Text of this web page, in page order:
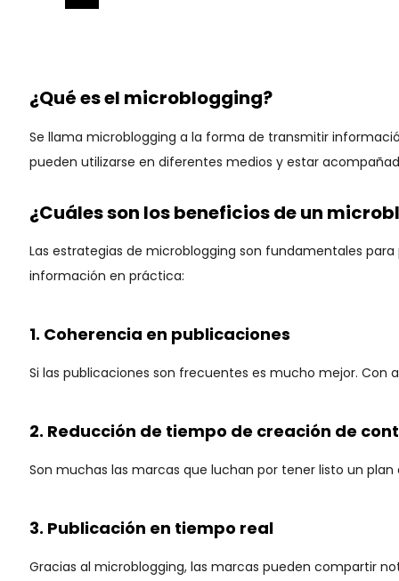
¿Qué es el microblogging?
Se llama microblogging a la forma de transmitir
pueden utilizarse en diferentes medios y estar
¿Cuáles son los beneficios de un
Las estrategias de microblogging son fundamentales
información en práctica:
1. Coherencia en publicaciones
Si las publicaciones son frecuentes es mucho mejor.
2. Reducción de tiempo de creación de
Son muchas las marcas que luchan por tener listo un
3. Publicación en tiempo real
Gracias al microblogging, las marcas pueden compartir